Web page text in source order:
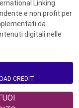
Linking
e non profit per
da
digitali nelle
CREDIT